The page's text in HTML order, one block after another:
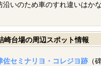
沿いのため車のすれ違いはかな
崎台場の周辺スポット情報
佐セミナリヨ・コレジヨ跡（